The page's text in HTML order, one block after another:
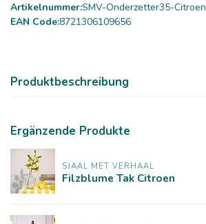
Artikelnummer:SMV-Onderzetter35-Citroen
EAN Code:8721306109656
Produktbeschreibung
Ergänzende Produkte
SJAAL MET VERHAAL
Filzblume Tak Citroen